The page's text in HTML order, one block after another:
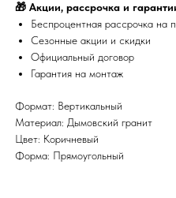
🎁 Акции, рассрочка и
Беспроцентная рассрочка на
Сезонные акции и скидки
Официальный договор
Гарантия на монтаж
Формат: Вертикальный
Материал: Дымовский гранит
Цвет: Коричневый
Форма: Прямоугольный